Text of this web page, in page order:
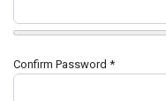
Confirm Password *